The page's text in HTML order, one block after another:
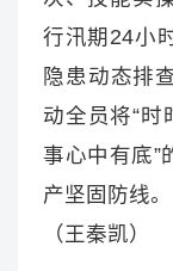
行汛期24小
隐患动态排
动全员将“时
事心中有底”
产坚固防线。
（王秦凯）